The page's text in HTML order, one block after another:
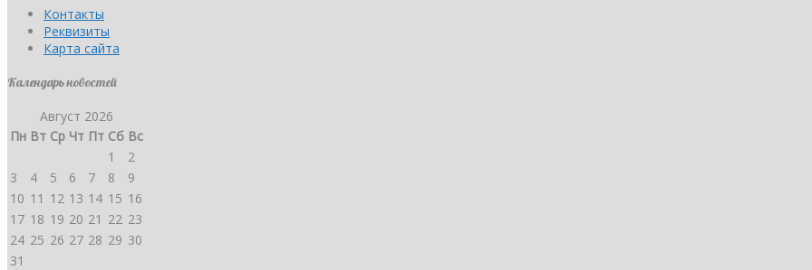
Контакты
Реквизиты
Карта сайта
Календарь новостей
Август 2026
Пн Вт Ср Чт Пт Сб Вс
1
2
3
4 5 6 7 8
9
10 11 12 13 14 15 16
17 18 19 20 21 22 23
24 25 26 27 28 29 30
31